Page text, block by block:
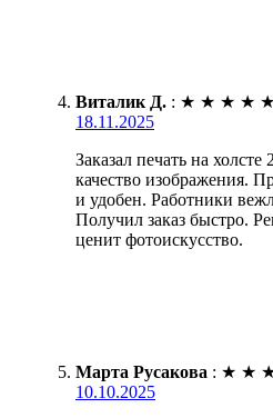
Виталик Д. : ★ ★ ★ ★ ★
18.11.2025
Заказал печать на
качество изображения.
и удобен. Работники
Получил заказ быстро.
ценит фотоискусство.
Марта Русакова : ★ ★
10.10.2025